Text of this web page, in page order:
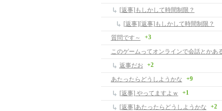
[返事]もしかして時間制限？
[返事][返事]もしかして時間制限？
質問です～
+3
このゲームってオンラインで会話とかあ
返事だお
+2
あたったらどうしようかな +9
[返事] やってますよｗ +1
[返事]あたったらどうしようかな +2